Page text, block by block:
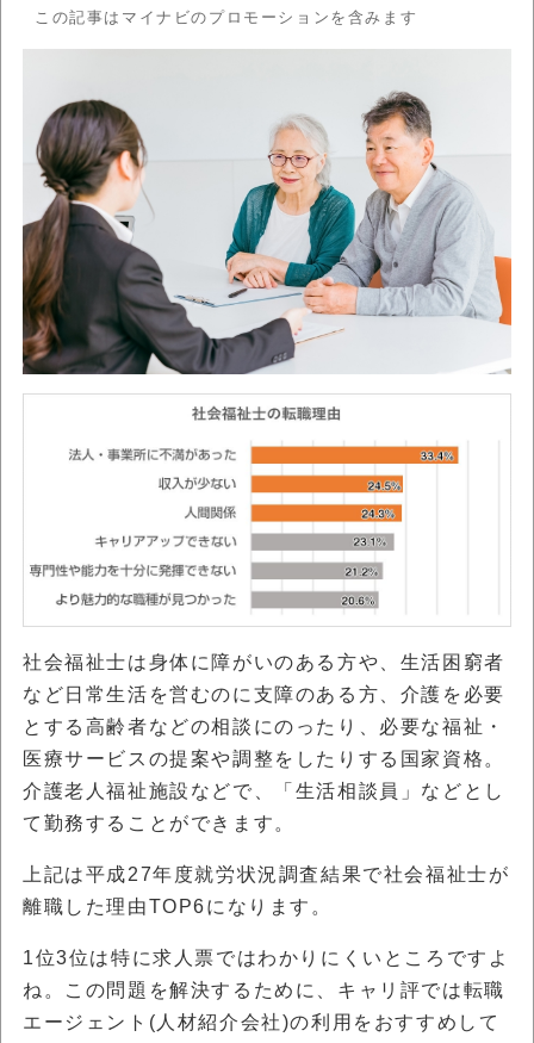
この記事はマイナビのプロモーションを含みます
社会福祉士は身体に障がいのある方や、生活困窮者
など日常生活を営むのに支障のある方、介護を必要
とする高齢者などの相談にのったり、必要な福祉・
医療サービスの提案や調整をしたりする国家資格。
介護老人福祉施設などで、「生活相談員」などとし
て勤務することができます。
上記は平成27年度就労状況調査結果で社会福祉士が
離職した理由TOP6になります。
1位3位は特に求人票ではわかりにくいところですよ
ね。この問題を解決するために、キャリ評では転職
エージェント(人材紹介会社)の利用をおすすめして